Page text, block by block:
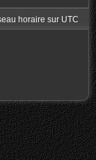
horaire sur UTC